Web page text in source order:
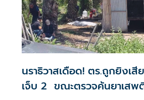
นราธิวาสเดือด! ตร.ถูกยิงเ
เจ็บ 2 ขณะตรวจค้นยาเส